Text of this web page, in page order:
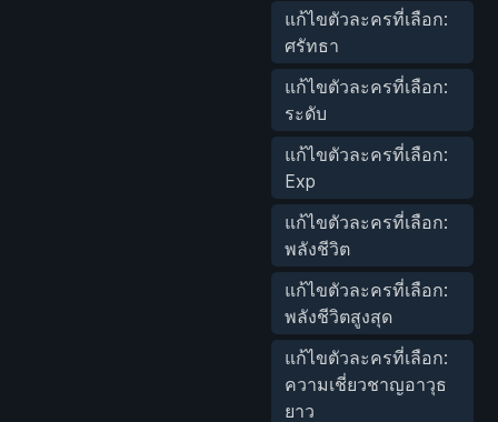
แก้ไขตัวละครที่เลือก:
ศรัทธา
แก้ไขตัวละครที่เลือก:
ระดับ
แก้ไขตัวละครที่เลือก:
Exp
แก้ไขตัวละครที่เลือก:
พลังชีวิต
แก้ไขตัวละครที่เลือก:
พลังชีวิตสูงสุด
แก้ไขตัวละครที่เลือก:
ความเชี่ยวชาญอาวุธ
ยาว